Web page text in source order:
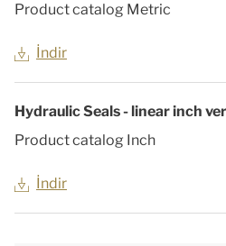
Product catalog Metric
İndir
Hydraulic Seals - linear inch
Product catalog Inch
İndir